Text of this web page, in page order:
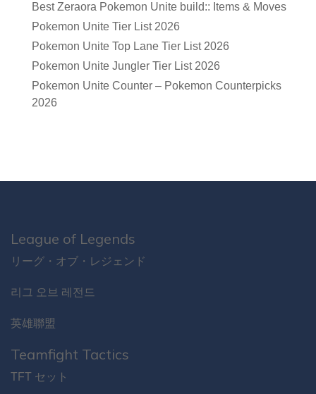
Best Zeraora Pokemon Unite build:: Items & Moves
Pokemon Unite Tier List 2026
Pokemon Unite Top Lane Tier List 2026
Pokemon Unite Jungler Tier List 2026
Pokemon Unite Counter – Pokemon Counterpicks
2026
League of Legends
リーグ・オブ・レジェンド
리그 오브 레전드
英雄聯盟
Teamfight Tactics
TFT セット